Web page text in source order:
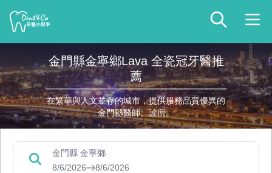
金門縣金寧鄉Lava 全瓷冠牙醫推
薦
在繁華與人文並存的城市，提供服務品質優異的
金門縣醫師、診所。
金門縣 金寧鄉
8/6/2026
8/6/2026